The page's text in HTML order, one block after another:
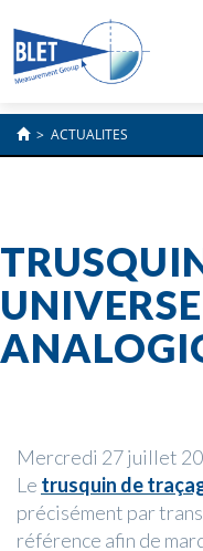
> ACTUALITES
Mercredi 27 juillet
Le trusquin de
précisément par
référence afin de